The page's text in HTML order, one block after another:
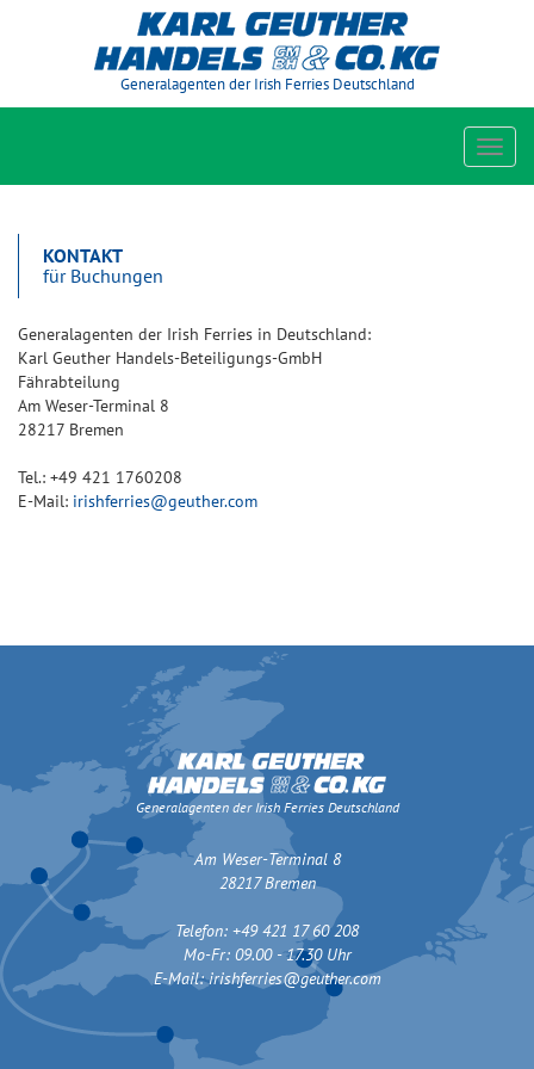
Generalagenten der Irish Ferries Deutschland
KONTAKT
für Buchungen
Generalagenten der Irish Ferries in Deutschland:
Karl Geuther Handels-Beteiligungs-GmbH
Fährabteilung
Am Weser-Terminal 8
28217 Bremen
Tel.: +49 421 1760208
E-Mail: irishferries@geuther.com
Generalagenten der Irish Ferries Deutschland
Am Weser-Terminal 8
28217 Bremen
Telefon: +49 421 17 60 208
Mo-Fr: 09.00 - 17.30 Uhr
E-Mail:irishferries@geuther.com